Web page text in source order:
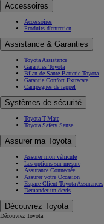
Accessoires
Accessoires
Produits d'entretien
Assistance & Garanties
Toyota Assistance
Garanties Toyota
Bilan de Santé Batterie Toyota
Garantie Confort Extracare
Campagnes de rappel
Systèmes de sécurité
Toyota T-Mate
Toyota Safety Sense
Assurer ma Toyota
Assurer mon véhicule
Les options sur-mesure
Assurance Connectée
Assurer votre Occasion
Espace Client Toyota Assurances
Demander un devis
Découvrez Toyota
Découvrez Toyota